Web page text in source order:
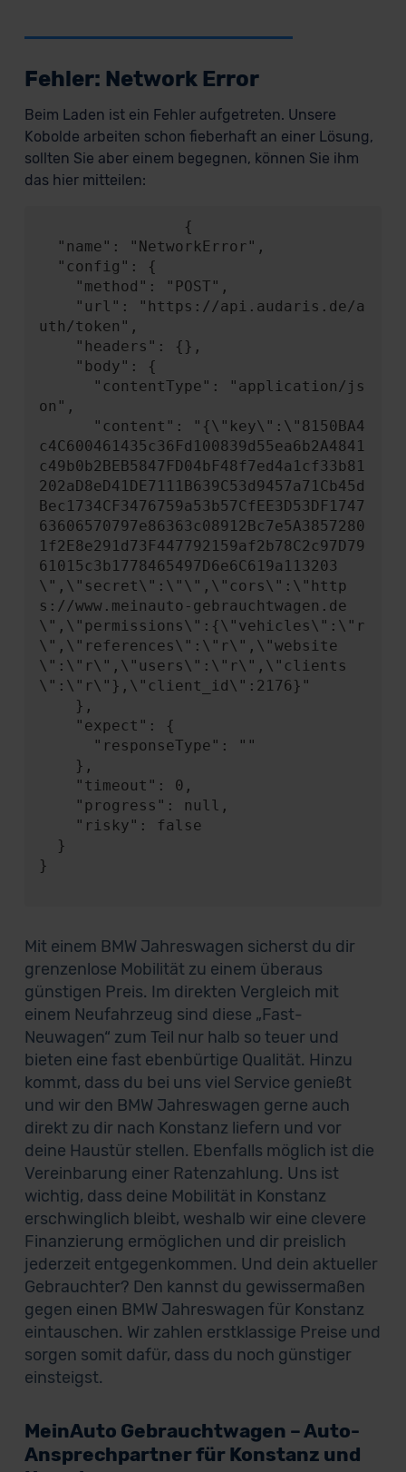
Fehler: Network Error
Beim Laden ist ein Fehler aufgetreten. Unsere
Kobolde arbeiten schon fieberhaft an einer Lösung,
sollten Sie aber einem begegnen, können Sie ihm
das hier mitteilen:
uth/token",
on",
c4C600461435c36Fd100839d55ea6b2A4841
c49b0b2BEB5847FD04bF48f7ed4a1cf33b81
202aD8eD41DE7111B639C53d9457a71Cb45d
Bec1734CF3476759a53b57CfEE3D53DF1747
63606570797e86363c08912Bc7e5A3857280
1f2E8e291d73F447792159af2b78C2c97D79
61015c3b1778465497D6e6C619a113203
\",\"secret\":\"\",\"cors\":\"http
s://www.meinauto-gebrauchtwagen.de
\",\"permissions\":{\"vehicles\":\"r
\",\"references\":\"r\",\"website
\":\"r\",\"users\":\"r\",\"clients
\":\"r\"},\"client_id\":2176}"
}
Mit einem BMW Jahreswagen sicherst du dir
grenzenlose Mobilität zu einem überaus
günstigen Preis. Im direkten Vergleich mit
einem Neufahrzeug sind diese „Fast-
Neuwagen“ zum Teil nur halb so teuer und
bieten eine fast ebenbürtige Qualität. Hinzu
kommt, dass du bei uns viel Service genießt
und wir den BMW Jahreswagen gerne auch
direkt zu dir nach Konstanz liefern und vor
deine Haustür stellen. Ebenfalls möglich ist die
Vereinbarung einer Ratenzahlung. Uns ist
wichtig, dass deine Mobilität in Konstanz
erschwinglich bleibt, weshalb wir eine clevere
Finanzierung ermöglichen und dir preislich
jederzeit entgegenkommen. Und dein aktueller
Gebrauchter? Den kannst du gewissermaßen
gegen einen BMW Jahreswagen für Konstanz
eintauschen. Wir zahlen erstklassige Preise und
sorgen somit dafür, dass du noch günstiger
einsteigst.
MeinAuto Gebrauchtwagen – Auto-
Ansprechpartner für Konstanz und